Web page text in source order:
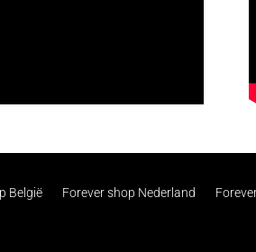
België Forever shop Nederland